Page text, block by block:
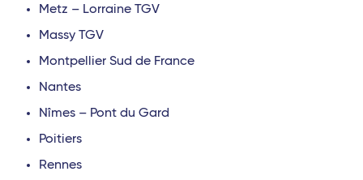
Metz – Lorraine TGV
Massy TGV
Montpellier Sud de France
Nantes
Nîmes – Pont du Gard
Poitiers
Rennes